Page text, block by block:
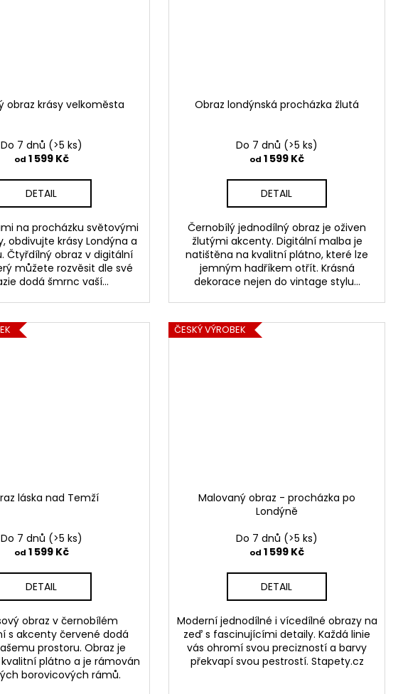
obraz krásy velkoměsta
Do 7 dnů (>5 ks)
od 1 599 Kč
DETAIL
na procházku světovými
obdivujte krásy Londýna a
Čtyřdílný obraz v digitální
můžete rozvěsit dle své
dodá šmrnc vaší...
Obraz londýnská procházka žlutá
Do 7 dnů (>5 ks)
od 1 599 Kč
DETAIL
Černobílý jednodílný obraz je oživen
žlutými akcenty. Digitální malba je
natištěna na kvalitní plátno, které lze
jemným hadříkem otřít. Krásná
dekorace nejen do vintage stylu...
láska nad Temží
Do 7 dnů (>5 ks)
od 1 599 Kč
DETAIL
obraz v černobílém
s akcenty červené dodá
prostoru. Obraz je
plátno a je rámován
borovicových rámů.
ČESKÝ VÝROBEK
Malovaný obraz - procházka po
Londýně
Do 7 dnů (>5 ks)
od 1 599 Kč
DETAIL
Moderní jednodílné i vícedílné obrazy na
zeď s fascinujícími detaily. Každá linie
vás ohromí svou precizností a barvy
překvapí svou pestrostí. Stapety.cz